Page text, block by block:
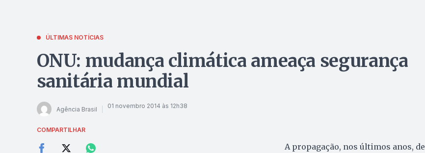
ÚLTIMAS NOTÍCIAS
ONU: mudança climática ameaça segurança
sanitária mundial
Agência Brasil 01 novembro 2014 às 12h38
COMPARTILHAR
A propagação, nos últimos anos, de